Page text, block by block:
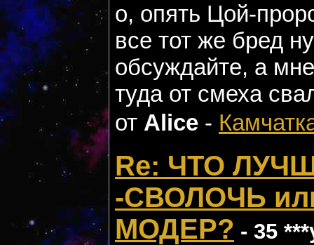
о, опять Цой-
все тот же бред
обсуждайте, а
туда от смеха
от Alice -
Re: ЧТО
-СВОЛОЧЬ
МОДЕР? - 35